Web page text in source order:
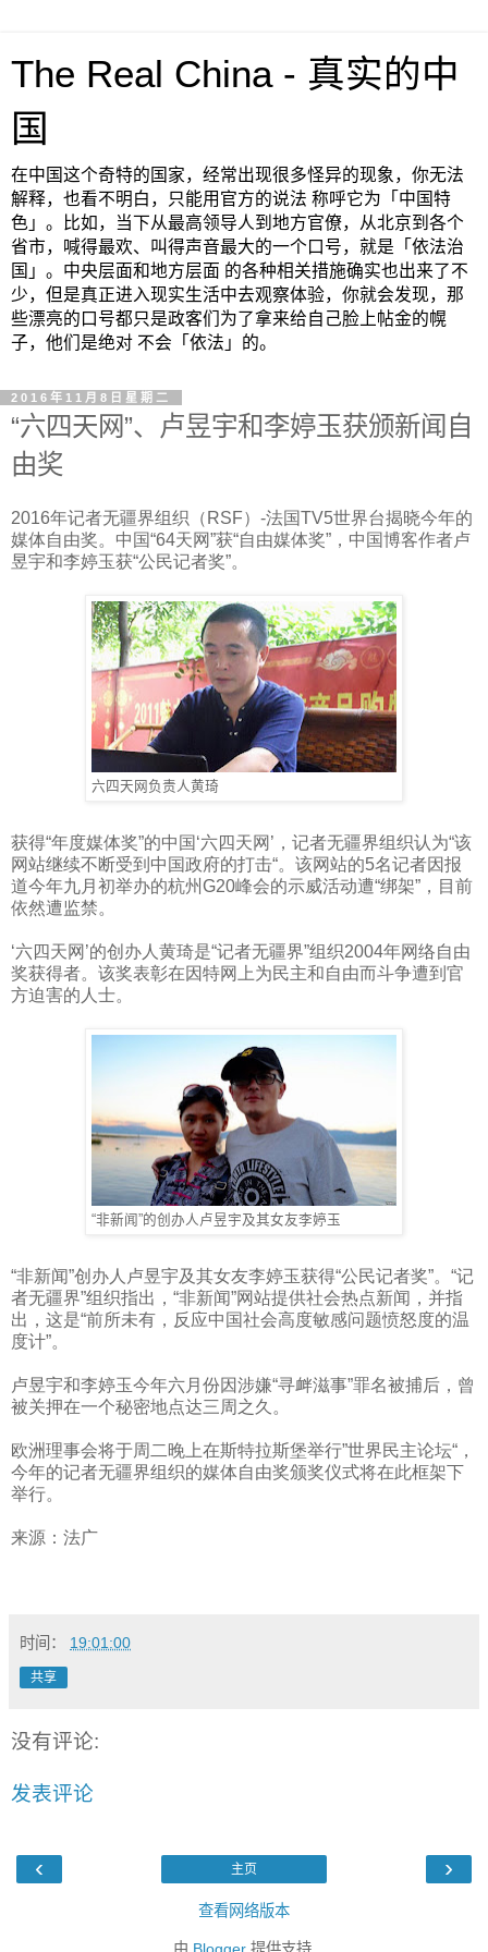
The Real China - 真实的中
国
在中国这个奇特的国家，经常出现很多怪异的现象，你无法
解释，也看不明白，只能用官方的说法 称呼它为「中国特
色」。比如，当下从最高领导人到地方官僚，从北京到各个
省市，喊得最欢、叫得声音最大的一个口号，就是「依法治
国」。中央层面和地方层面 的各种相关措施确实也出来了不
少，但是真正进入现实生活中去观察体验，你就会发现，那
些漂亮的口号都只是政客们为了拿来给自己脸上帖金的幌
子，他们是绝对 不会「依法」的。
2016年11月8日星期二
“六四天网”、卢昱宇和李婷玉获颁新闻自
由奖
2016年记者无疆界组织（ RSF） -法国TV5世界台揭晓今年的
媒体自由奖。 中国“64天网”获“自由媒体奖”，中国博客作者卢
昱宇和李婷玉获“公民记者奖”。
六四天网负责人黄琦
获得“年度媒体奖”的中国‘六四天网’，记者无疆界组织认为“该
网站继续不断受到中国政府的打击“。该网站的5名记者因报
道今年九月初举办的杭州G20峰会的示威活动遭“绑架”，目前
依然遭监禁。
‘六四天网’的创办人黄琦是“记者无疆界”组织2004年网络自由
奖获得者。该奖表彰在因特网上为民主和自由而斗争遭到官
方迫害的人士。
“非新闻”的创办人卢昱宇及其女友李婷玉
“非新闻”创办人卢昱宇及其女友李婷玉获得“公民记者奖”。“记
者无疆界”组织指出，“非新闻”网站提供社会热点新闻，并指
出，这是“前所未有，反应中国社会高度敏感问题愤怒度的温
度计”。
卢昱宇和李婷玉今年六月份因涉嫌“寻衅滋事”罪名被捕后，曾
被关押在一个秘密地点达三周之久。
欧洲理事会将于周二晚上在斯特拉斯堡举行”世界民主论坛“，
今年的记者无疆界组织的媒体自由奖颁奖仪式将在此框架下
举行。
来源：法广
时间： 19:01:00
共享
没有评论:
发表评论
‹ ›
主页
查看网络版本
由 Blogger提供支持.